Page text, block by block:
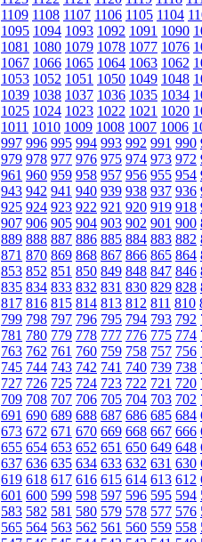
1109 1108 1107 1106 1105 1104
1095 1094 1093 1092 1091 1090
1081 1080 1079 1078 1077 1076
1067 1066 1065 1064 1063 1062
1053 1052 1051 1050 1049 1048
1039 1038 1037 1036 1035 1034
1025 1024 1023 1022 1021 1020
1011 1010 1009 1008 1007 1006
997 996 995 994 993 992 991 990
979 978 977 976 975 974 973 972
961 960 959 958 957 956 955 954
943 942 941 940 939 938 937 936
925 924 923 922 921 920 919 918
907 906 905 904 903 902 901 900
889 888 887 886 885 884 883 882
871 870 869 868 867 866 865 864
853 852 851 850 849 848 847 846
835 834 833 832 831 830 829 828
817 816 815 814 813 812 811 810
799 798 797 796 795 794 793 792
781 780 779 778 777 776 775 774
763 762 761 760 759 758 757 756
745 744 743 742 741 740 739 738
727 726 725 724 723 722 721 720
709 708 707 706 705 704 703 702
691 690 689 688 687 686 685 684
673 672 671 670 669 668 667 666
655 654 653 652 651 650 649 648
637 636 635 634 633 632 631 630
619 618 617 616 615 614 613 612
601 600 599 598 597 596 595 594
583 582 581 580 579 578 577 576
565 564 563 562 561 560 559 558